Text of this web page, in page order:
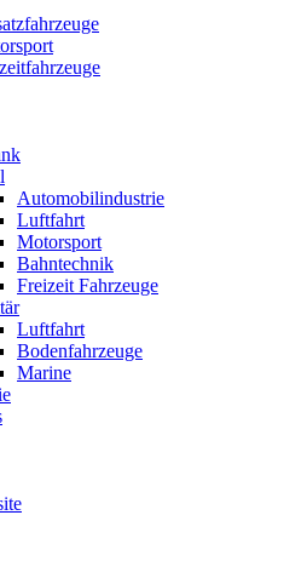
Automobilindustrie
Luftfahrt
Motorsport
Bahntechnik
Freizeit Fahrzeuge
Luftfahrt
Bodenfahrzeuge
Marine